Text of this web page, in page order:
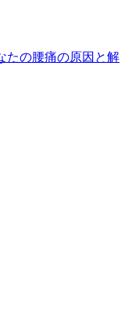
たの腰痛の原因と解